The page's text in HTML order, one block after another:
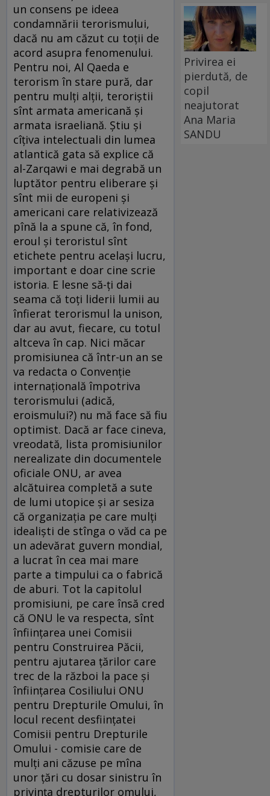
un consens pe ideea
condamnării terorismului,
dacă nu am căzut cu toţii de
acord asupra fenomenului.
Pentru noi, Al Qaeda e
terorism în stare pură, dar
pentru mulţi alţii, teroriştii
sînt armata americană şi
armata israeliană. Ştiu şi
cîţiva intelectuali din lumea
atlantică gata să explice că
al-Zarqawi e mai degrabă un
luptător pentru eliberare şi
sînt mii de europeni şi
americani care relativizează
pînă la a spune că, în fond,
eroul şi teroristul sînt
etichete pentru acelaşi lucru,
important e doar cine scrie
istoria. E lesne să-ţi dai
seama că toţi liderii lumii au
înfierat terorismul la unison,
dar au avut, fiecare, cu totul
altceva în cap. Nici măcar
promisiunea că într-un an se
va redacta o Convenţie
internaţională împotriva
terorismului (adică,
eroismului?) nu mă face să fiu
optimist. Dacă ar face cineva,
vreodată, lista promisiunilor
nerealizate din documentele
oficiale ONU, ar avea
alcătuirea completă a sute
de lumi utopice şi ar sesiza
că organizaţia pe care mulţi
idealişti de stînga o văd ca pe
un adevărat guvern mondial,
a lucrat în cea mai mare
parte a timpului ca o fabrică
de aburi. Tot la capitolul
promisiuni, pe care însă cred
că ONU le va respecta, sînt
înfiinţarea unei Comisii
pentru Construirea Păcii,
pentru ajutarea ţărilor care
trec de la război la pace şi
înfiinţarea Cosiliului ONU
pentru Drepturile Omului, în
locul recent desfiinţatei
Comisii pentru Drepturile
Omului - comisie care de
mulţi ani căzuse pe mîna
unor ţări cu dosar sinistru în
privinţa drepturilor omului,
Privirea ei
pierdută, de
copil
neajutorat
Ana Maria
SANDU